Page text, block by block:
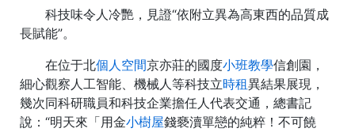
科技味令人冷艷，見證“依附立異為高東西的品質成
長賦能”。
在位于北個人空間京亦莊的國度小班教學信創園，
細心觀察人工智能、機械人等科技立時租異結果展現，
幾次同科研職員和科技企業擔任人代表交通，總書記
說：“明天來「用金小樹屋錢褻瀆單戀的純粹！不可饒